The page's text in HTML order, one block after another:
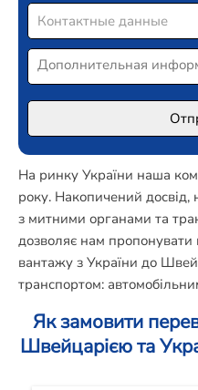
На ринку України наша
року. Накопичений досвід,
з митними органами та
дозволяє нам пропонувати
вантажу з України до
транспортом:
Як замовити
Швейцарією та